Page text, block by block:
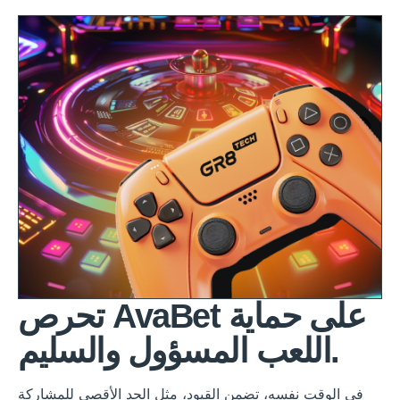
تحرص AvaBet على حماية
اللعب المسؤول والسليم.
في الوقت نفسه، تضمن القيود، مثل الحد الأقصى للمشاركة